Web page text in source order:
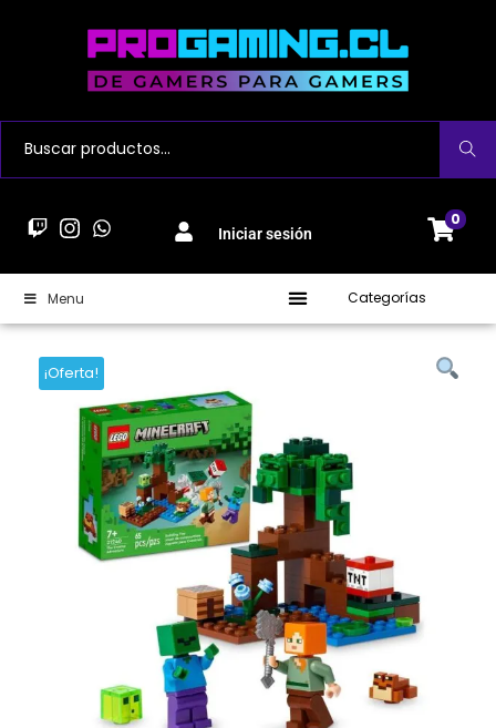
Buscar
Iniciar sesión
0
Menu Categorías
¡Oferta!